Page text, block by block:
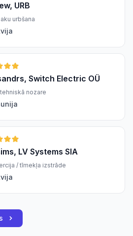
URB
urbšana
Switch Electric OÜ
nozare
LV Systems SIA
/ tīmekļa izstrāde